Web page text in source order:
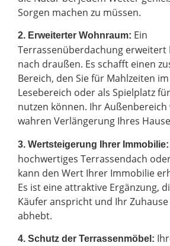
Sorgen machen zu müssen.
2. Erweiterter Wohnraum: Ein
Terrassenüberdachung erweitert
nach draußen. Es schafft einen
Bereich, den Sie für Mahlzeiten
Lesebereich oder als Spielplatz
nutzen können. Ihr
wahren Verlängerung Ihres
3. Wertsteigerung Ihrer Immobilie:
hochwertiges Terrassendach
kann den Wert Ihrer Immobilie
Es ist eine attraktive Ergänzung,
Käufer anspricht und Ihr
abhebt.
4. Schutz der Terrassenmöbel: